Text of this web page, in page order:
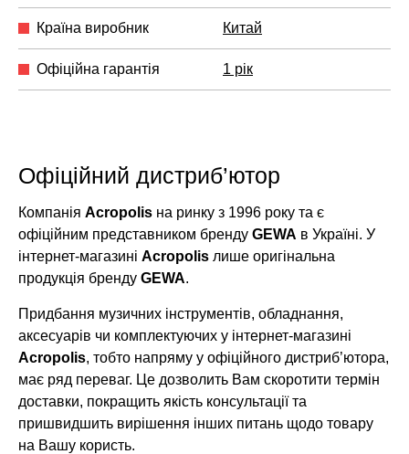
Країна виробник Китай
Офіційна гарантія 1 рік
Офіційний дистриб’ютор
Компанія Acropolis на ринку з 1996 року та є
офіційним представником бренду GEWA в Україні. У
інтернет-магазині Acropolis лише оригінальна
продукція бренду GEWA.
Придбання музичних інструментів, обладнання,
аксесуарів чи комплектуючих у інтернет-магазині
Acropolis, тобто напряму у офіційного дистриб’ютора,
має ряд переваг. Це дозволить Вам скоротити термін
доставки, покращить якість консультації та
пришвидшить вирішення інших питань щодо товару
на Вашу користь.